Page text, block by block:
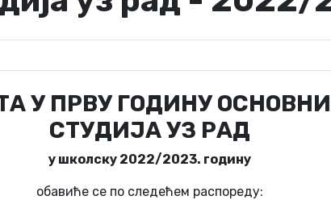
У ПРВУ ГОДИНУ
СТУДИЈА УЗ РАД
у школску 2022/2023. годину
обавиће се по следећем распореду: